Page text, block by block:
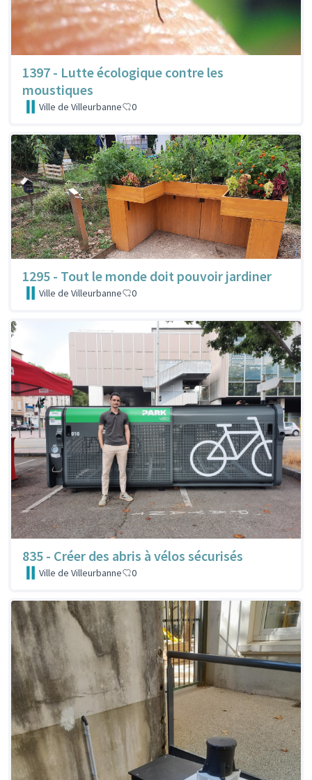
1397 - Lutte écologique contre les
moustiques
Ville de Villeurbanne 0
1295 - Tout le monde doit pouvoir jardiner
Ville de Villeurbanne 0
835 - Créer des abris à vélos sécurisés
Ville de Villeurbanne 0